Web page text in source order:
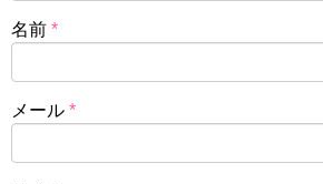
名前 *
メール *